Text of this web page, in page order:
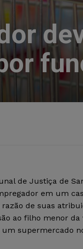
de Justiça de
em um
de suas
ao filho menor
supermercado